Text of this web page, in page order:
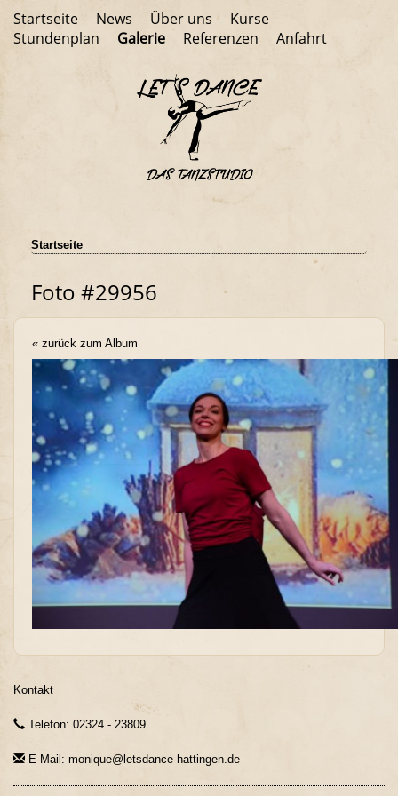
Startseite News Über uns
Kurse
Stundenplan
Galerie Referenzen Anfahrt
Startseite
Foto #29956
« zurück zum Album
Kontakt
Telefon: 02324 - 23809
E-Mail: monique@letsdance-hattingen.de